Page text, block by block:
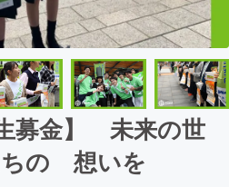
募金】 未来の世
の 想いを